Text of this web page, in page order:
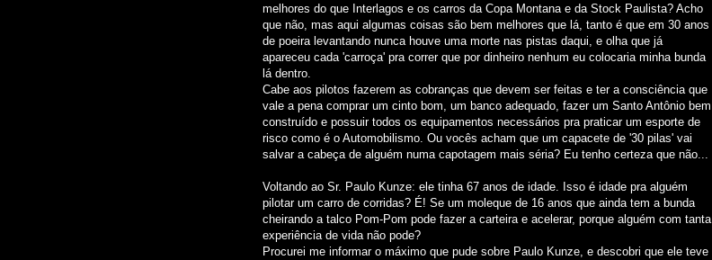
melhores do que Interlagos e os carros da Copa Montana e da Stock Paulista? Acho
que não, mas aqui algumas coisas são bem melhores que lá, tanto é que em 30 anos
de poeira levantando nunca houve uma morte nas pistas daqui, e olha que já
apareceu cada 'carroça' pra correr que por dinheiro nenhum eu colocaria minha bunda
lá dentro.
Cabe aos pilotos fazerem as cobranças que devem ser feitas e ter a consciência que
vale a pena comprar um cinto bom, um banco adequado, fazer um Santo Antônio bem
construído e possuir todos os equipamentos necessários pra praticar um esporte de
risco como é o Automobilismo. Ou vocês acham que um capacete de '30 pilas' vai
salvar a cabeça de alguém numa capotagem mais séria? Eu tenho certeza que não...
Voltando ao Sr. Paulo Kunze: ele tinha 67 anos de idade. Isso é idade pra alguém
pilotar um carro de corridas? É! Se um moleque de 16 anos que ainda tem a bunda
cheirando a talco Pom-Pom pode fazer a carteira e acelerar, porque alguém com tanta
experiência de vida não pode?
Procurei me informar o máximo que pude sobre Paulo Kunze, e descobri que ele teve